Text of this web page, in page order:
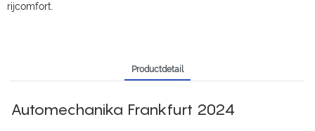
rijcomfort.
Productdetail
Automechanika Frankfurt 2024